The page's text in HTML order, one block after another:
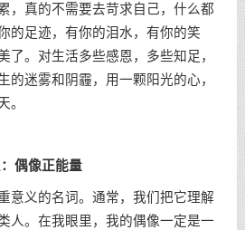
，真的不需要去苛求自己，什么都
的足迹，有你的泪水，有你的笑
了。对生活多些感恩，多些知足，
的迷雾和阴霾，用一颗阳光的心，
。
偶像正能量
意义的名词。通常，我们把它理解
人。在我眼里，我的偶像一定是一